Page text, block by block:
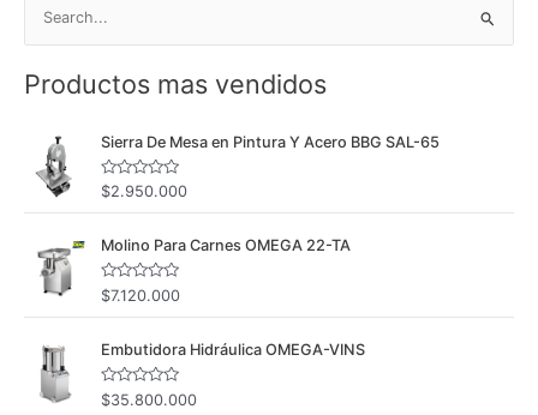
u
sProductos mas vendidos
Sierra De Mesa en Pintura Y Acero BBG SAL-65
V
a
l
r
a
d
o
c
o
0
e
5
$2.950.000
Molino Para Carnes OMEGA 22-TA
V
a
l
r
d
o
c
$7.120.000
Embutidora Hidráulica OMEGA-VINS
V
a
$35.800.000